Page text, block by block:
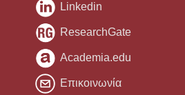
Linkedin
ResearchGate
Academia.edu
Επικοινωνία